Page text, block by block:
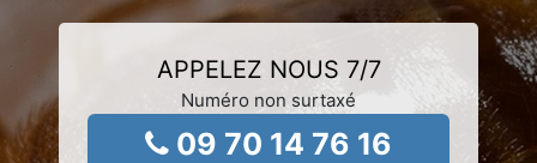
APPELEZ NOUS 7/7
Numéro non surtaxé
09 70 14 76 16